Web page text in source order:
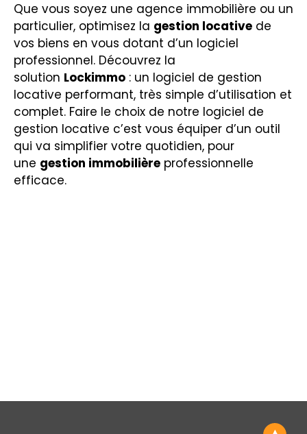
Que vous soyez une agence immobilière ou un
particulier, optimisez la gestion locative de
vos biens en vous dotant d’un logiciel
professionnel. Découvrez la
solution Lockimmo : un logiciel de gestion
locative performant, très simple d’utilisation et
complet. Faire le choix de notre logiciel de
gestion locative c’est vous équiper d’un outil
qui va simplifier votre quotidien, pour
une gestion immobilière professionnelle
efficace.